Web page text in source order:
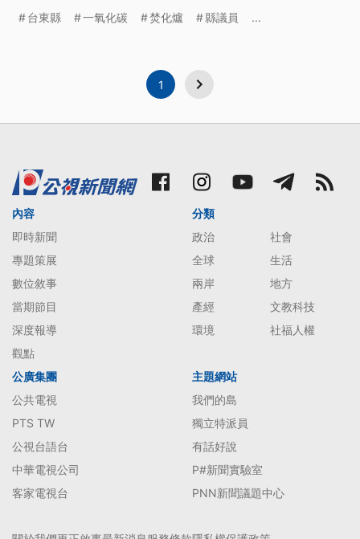
縣廚餘廠還在改建，家戶廚餘產生過多的水造成。
台東縣 一氧化碳 焚化爐 縣議員 ...
1
內容
即時新聞
專題策展
數位敘事
當期節目
深度報導
觀點
分類
政治
社會
全球
生活
兩岸
地方
產經
文教科技
環境
社福人權
公廣集團
公共電視
PTS TW
公視台語台
中華電視公司
客家電視台
主題網站
我們的島
獨立特派員
有話好說
P#新聞實驗室
PNN新聞議題中心